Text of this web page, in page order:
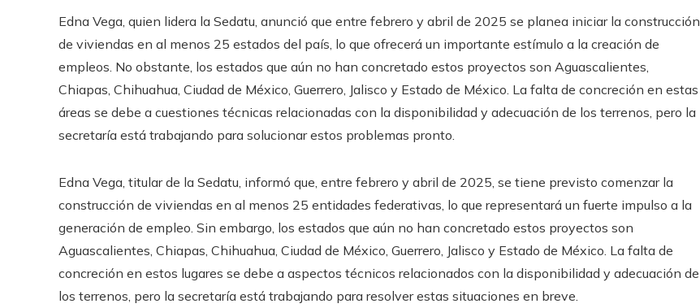
Edna Vega, quien lidera la Sedatu, anunció que entre febrero y abril de 2025 se planea iniciar la construcción
de viviendas en al menos 25 estados del país, lo que ofrecerá un importante estímulo a la creación de
empleos. No obstante, los estados que aún no han concretado estos proyectos son Aguascalientes,
Chiapas, Chihuahua, Ciudad de México, Guerrero, Jalisco y Estado de México. La falta de concreción en estas
áreas se debe a cuestiones técnicas relacionadas con la disponibilidad y adecuación de los terrenos, pero la
secretaría está trabajando para solucionar estos problemas pronto.
Edna Vega, titular de la Sedatu, informó que, entre febrero y abril de 2025, se tiene previsto comenzar la
construcción de viviendas en al menos 25 entidades federativas, lo que representará un fuerte impulso a la
generación de empleo. Sin embargo, los estados que aún no han concretado estos proyectos son
Aguascalientes, Chiapas, Chihuahua, Ciudad de México, Guerrero, Jalisco y Estado de México. La falta de
concreción en estos lugares se debe a aspectos técnicos relacionados con la disponibilidad y adecuación de
los terrenos, pero la secretaría está trabajando para resolver estas situaciones en breve.